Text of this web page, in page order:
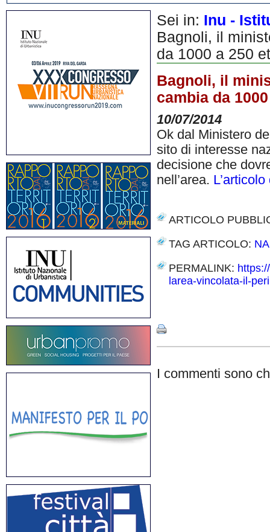
Sei in: Inu -
Bagnoli, il
da 1000 a 250
Bagnoli, il
cambia da
10/07/2014
Ok dal Ministero
sito di interesse
decisione che
nell’area.
ARTICOLO
TAG ARTICOLO:
PERMALINK:
larea-vincolata-il-
I commenti sono